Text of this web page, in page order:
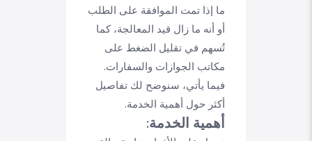
ما إذا تمت الموافقة على الطلب
أو أنه ما زال قيد المعالجة، كما
تُسهم في تقليل الضغط على
مكاتب الجوازات والسفارات.
فيما يأتي، سنوضح لك تفاصيل
أكثر حول أهمية الخدمة.
أهمية الخدمة: